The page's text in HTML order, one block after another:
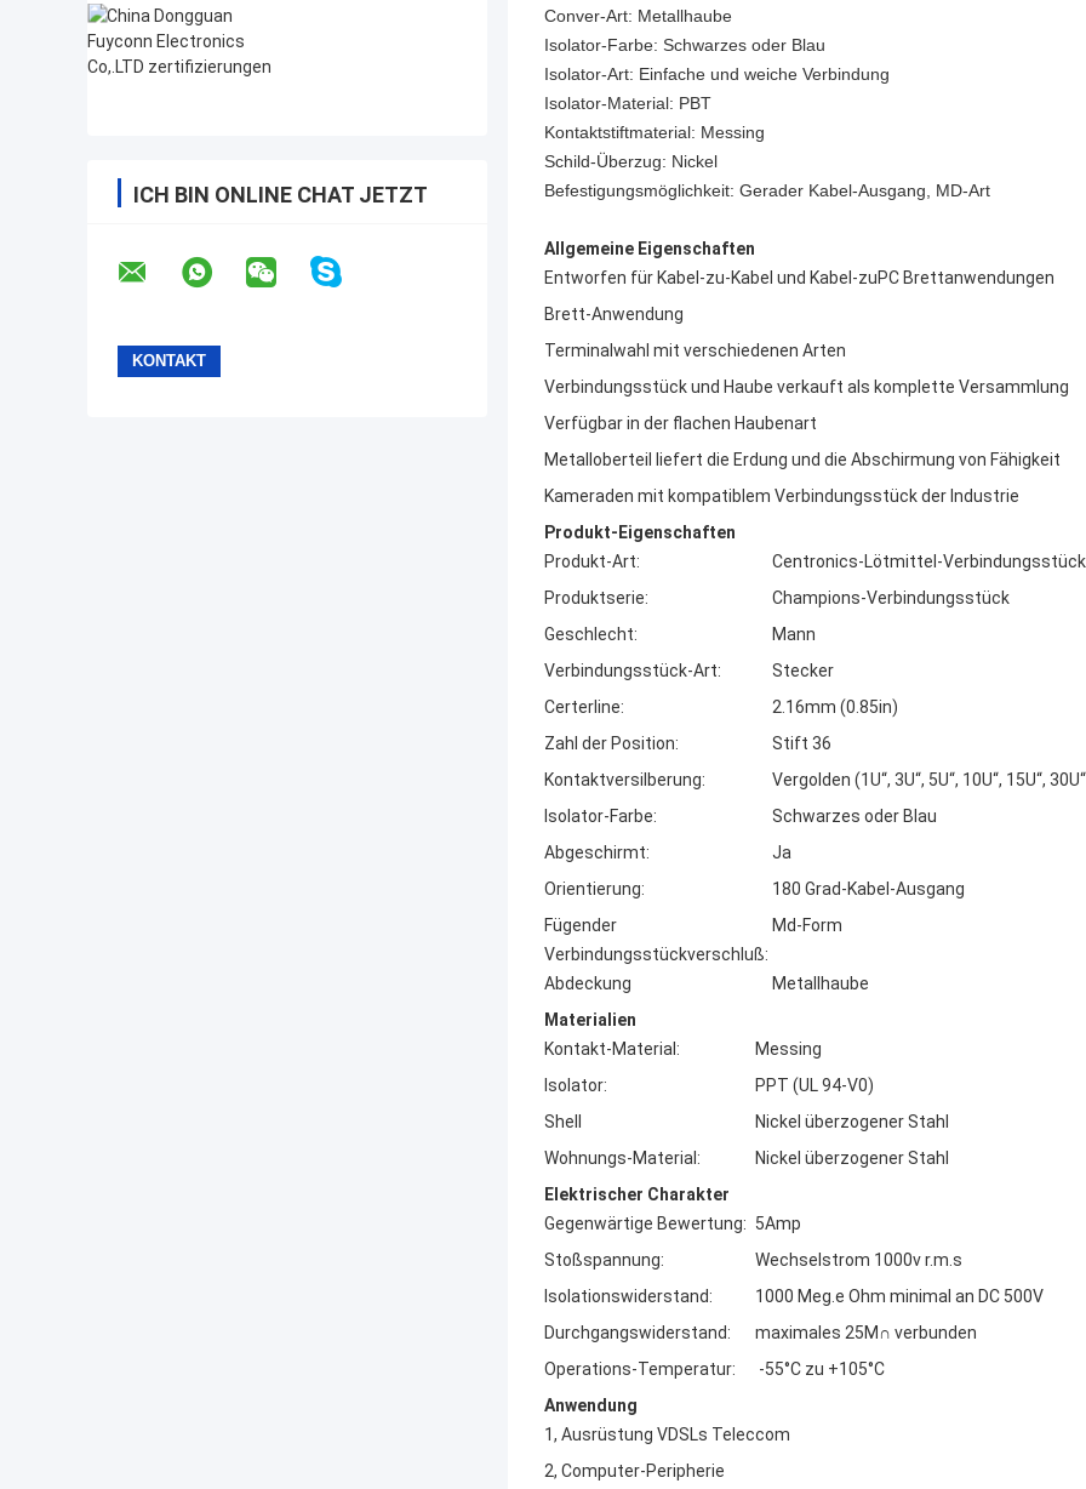
ICH BIN ONLINE CHAT JETZT
Conver-Art: Metallhaube
Isolator-Farbe: Schwarzes oder Blau
Isolator-Art: Einfache und weiche Verbindung
Isolator-Material: PBT
Kontaktstiftmaterial: Messing
Schild-Überzug: Nickel
Befestigungsmöglichkeit: Gerader Kabel-Ausgang, MD-Art
Allgemeine Eigenschaften
Entworfen für Kabel-zu-Kabel und Kabel-zuPC Brettanwendungen
Brett-Anwendung
Terminalwahl mit verschiedenen Arten
Verbindungsstück und Haube verkauft als komplette Versammlung
Verfügbar in der flachen Haubenart
Metalloberteil liefert die Erdung und die Abschirmung von Fähigkeit
Kameraden mit kompatiblem Verbindungsstück der Industrie
Produkt-Eigenschaften
Produkt-Art:
Centronics-Lötmittel-Verbindungsstück
Produktserie:
Champions-Verbindungsstück
Geschlecht:
Mann
Verbindungsstück-Art:
Stecker
Certerline:
2.16mm (0.85in)
Zahl der Position:
Stift 36
Kontaktversilberung:
Vergolden (1U“, 3U“, 5U“, 10U“, 15U“,
Isolator-Farbe:
Schwarzes oder Blau
Abgeschirmt:
Ja
Orientierung:
180 Grad-Kabel-Ausgang
Fügender
Verbindungsstückverschluß:
Md-Form
Abdeckung
Metallhaube
Materialien
Kontakt-Material:
Messing
Isolator:
PPT (UL 94-V0)
Shell
Nickel überzogener Stahl
Wohnungs-Material:
Nickel überzogener Stahl
Elektrischer Charakter
Gegenwärtige Bewertung: 5Amp
Stoßspannung:
Wechselstrom 1000v r.m.s
Isolationswiderstand:
1000 Meg.e Ohm minimal an DC 500V
Durchgangswiderstand:
maximales 25M∩ verbunden
Operations-Temperatur:
-55°C zu +105°C
Anwendung
1, Ausrüstung VDSLs Teleccom
2, Computer-Peripherie